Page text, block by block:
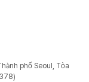
phố Seoul, Tòa